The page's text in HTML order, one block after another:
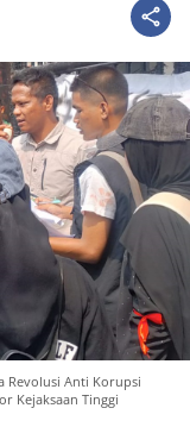
Revolusi Anti Korupsi
Kejaksaan Tinggi